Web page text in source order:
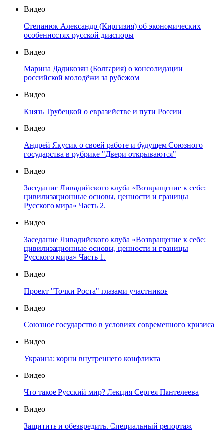
Видео
Степанюк Александр (Киргизия) об экономических
особенностях русской диаспоры
Видео
Марина Дадикозян (Болгария) о консолидации
российской молодёжи за рубежом
Видео
Князь Трубецкой о евразийстве и пути России
Видео
Андрей Якусик о своей работе и будущем Союзного
государства в рубрике "Двери открываются"
Видео
Заседание Ливадийского клуба «Возвращение к себе:
цивилизационные основы, ценности и границы
Русского мира» Часть 2.
Видео
Заседание Ливадийского клуба «Возвращение к себе:
цивилизационные основы, ценности и границы
Русского мира» Часть 1.
Видео
Проект "Точки Роста" глазами участников
Видео
Союзное государство в условиях современного кризиса
Видео
Украина: корни внутреннего конфликта
Видео
Что такое Русский мир? Лекция Сергея Пантелеева
Видео
Защитить и обезвредить. Специальный репортаж